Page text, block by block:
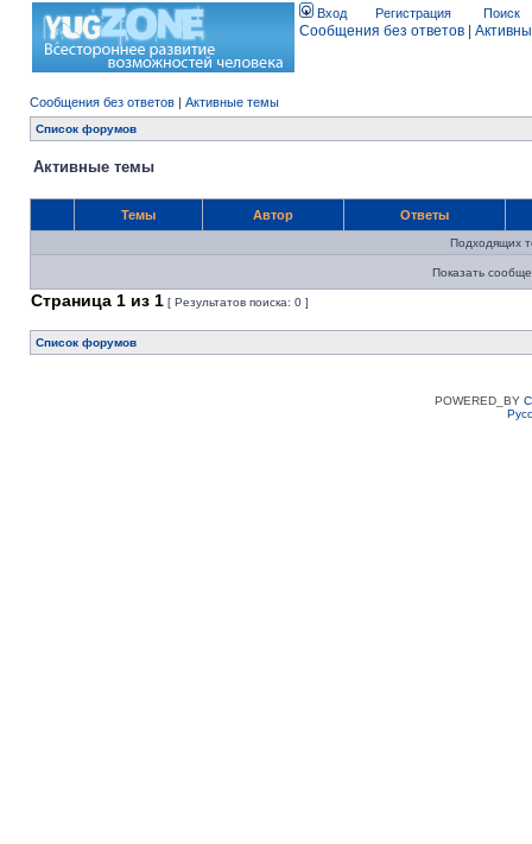
Вход Регистрация Поиск
Сообщения без ответов
Сообщения без ответов | Активные темы
Список форумов
Активные темы
Темы Автор Ответы
Подходящих
Показать
Страница 1 из 1 [ Результатов поиска: 0 ]
Список форумов
POWERED_BY